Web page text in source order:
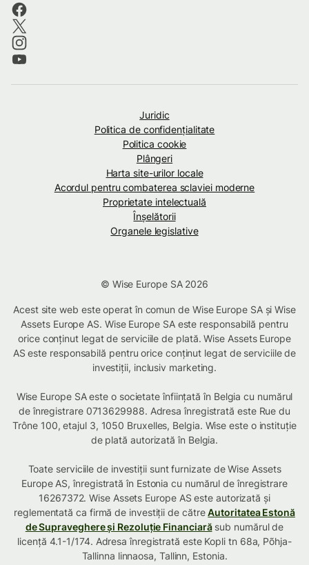
Juridic
Politica de confidenţialitate
Politica cookie
Plângeri
Harta site-urilor locale
Acordul pentru combaterea sclaviei moderne
Proprietate intelectuală
Înșelătorii
Organele legislative
© Wise Europe SA 2026
Acest site web este operat în comun de Wise Europe SA și Wise
Assets Europe AS. Wise Europe SA este responsabilă pentru
orice conținut legat de serviciile de plată. Wise Assets Europe
AS este responsabilă pentru orice conținut legat de serviciile de
investiții, inclusiv marketing.
Wise Europe SA este o societate înființată în Belgia cu numărul
de înregistrare 0713629988. Adresa înregistrată este Rue du
Trône 100, etajul 3, 1050 Bruxelles, Belgia. Wise este o instituție
de plată autorizată în Belgia.
Toate serviciile de investiții sunt furnizate de Wise Assets
Europe AS, înregistrată în Estonia cu numărul de înregistrare
16267372. Wise Assets Europe AS este autorizată și
reglementată ca firmă de investiții de cătreAutoritatea Estonă
de Supraveghere și Rezoluție Financiarăsub numărul de
licență 4.1-1/174. Adresa înregistrată este Kopli tn 68a, Põhja-
Tallinna linnaosa, Tallinn, Estonia.